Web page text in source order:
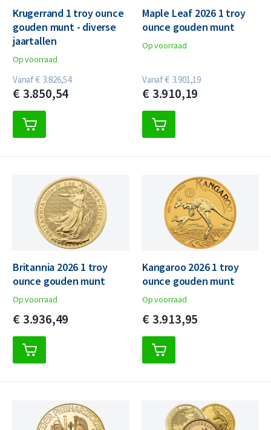
Krugerrand 1 troy ounce
gouden munt - diverse
jaartallen
Op voorraad
€ 3.850,54
Vanaf€ 3.826,54
Maple Leaf 2026 1 troy
ounce gouden munt
Op voorraad
€ 3.910,19
Vanaf€ 3.901,19
Britannia 2026 1 troy
ounce gouden munt
Op voorraad
€ 3.936,49
Kangaroo 2026 1 troy
ounce gouden munt
Op voorraad
€ 3.913,95